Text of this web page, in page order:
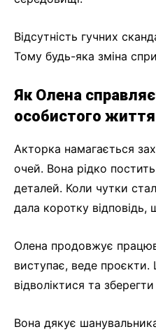
Відсутність гучних
Тому будь-яка зміна
Як Олена
особистого життя
Акторка намагається
очей. Вона рідко
деталей. Коли чутки
дала коротку відповідь,
Олена продовжує
виступає, веде проєкти.
відволіктися та
Вона дякує